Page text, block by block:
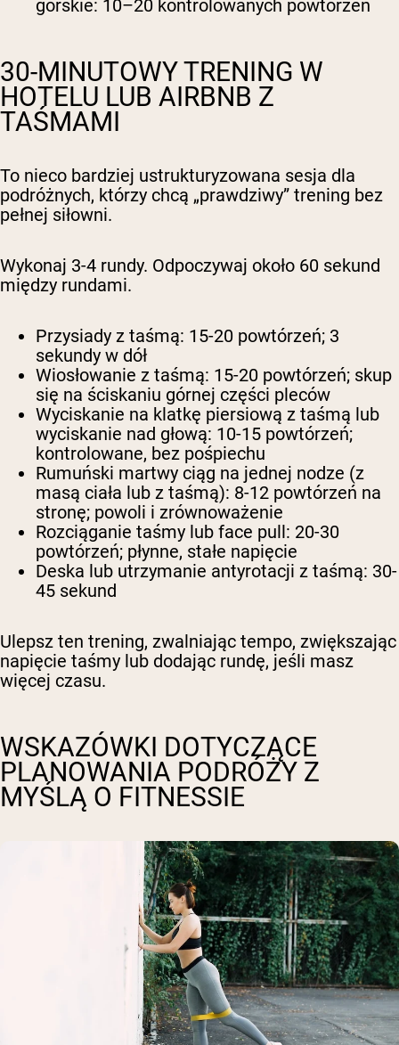
górskie: 10–20 kontrolowanych powtórzeń
30-MINUTOWY TRENING W
HOTELU LUB AIRBNB Z
TAŚMAMI
To nieco bardziej ustrukturyzowana sesja dla
podróżnych, którzy chcą „prawdziwy” trening bez
pełnej siłowni.
Wykonaj 3-4 rundy. Odpoczywaj około 60 sekund
między rundami.
Przysiady z taśmą: 15-20 powtórzeń; 3
sekundy w dół
Wiosłowanie z taśmą: 15-20 powtórzeń; skup
się na ściskaniu górnej części pleców
Wyciskanie na klatkę piersiową z taśmą lub
wyciskanie nad głową: 10-15 powtórzeń;
kontrolowane, bez pośpiechu
Rumuński martwy ciąg na jednej nodze (z
masą ciała lub z taśmą): 8-12 powtórzeń na
stronę; powoli i zrównoważenie
Rozciąganie taśmy lub face pull: 20-30
powtórzeń; płynne, stałe napięcie
Deska lub utrzymanie antyrotacji z taśmą: 30-
45 sekund
Ulepsz ten trening, zwalniając tempo, zwiększając
napięcie taśmy lub dodając rundę, jeśli masz
więcej czasu.
WSKAZÓWKI DOTYCZĄCE
PLANOWANIA PODRÓŻY Z
MYŚLĄ O FITNESSIE